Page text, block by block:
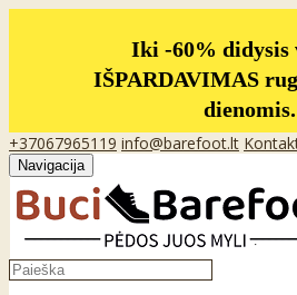
Iki -60% didysis
IŠPARDAVIMAS
dienomis.
+37067965119 info@barefoot.lt
Navigacija